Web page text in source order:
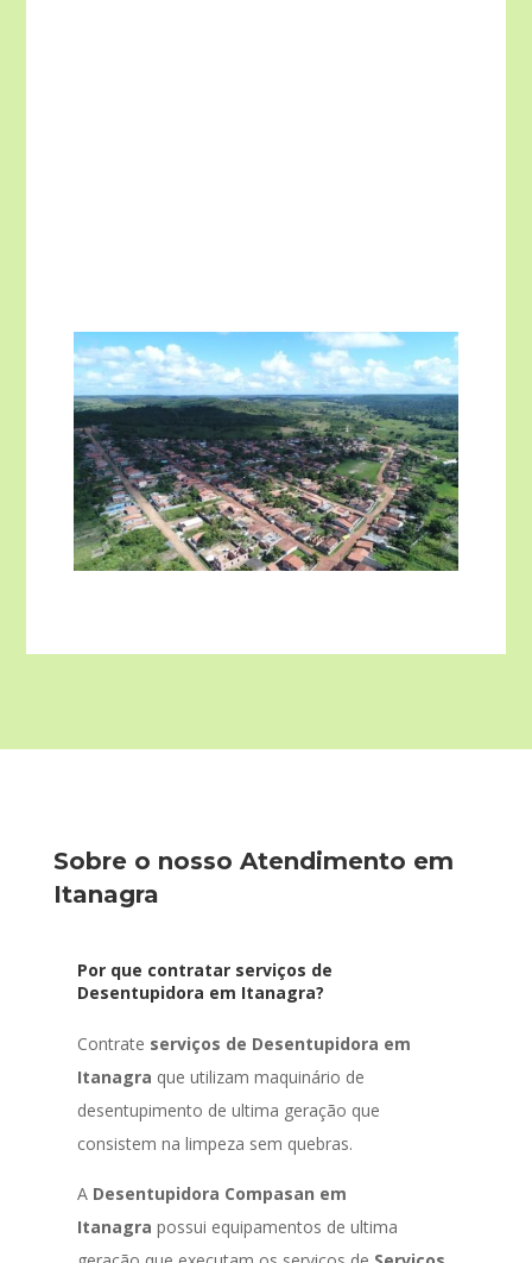
Sobre o nosso Atendimento em
Itanagra
Por que contratar serviços de
Desentupidora em Itanagra?
Contrate serviços de Desentupidora em
Itanagra que utilizam maquinário de
desentupimento de ultima geração que
consistem na limpeza sem quebras.
A Desentupidora Compasan em
Itanagra possui equipamentos de ultima